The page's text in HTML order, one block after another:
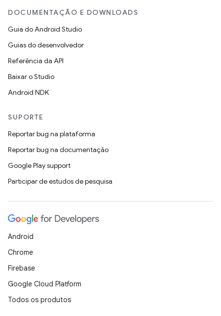
DOCUMENTAÇÃO E DOWNLOADS
Guia do Android Studio
Guias do desenvolvedor
Referência da API
Baixar o Studio
Android NDK
SUPORTE
Reportar bug na plataforma
Reportar bug na documentação
Google Play support
Participar de estudos de pesquisa
Android
Chrome
Firebase
Google Cloud Platform
Todos os produtos